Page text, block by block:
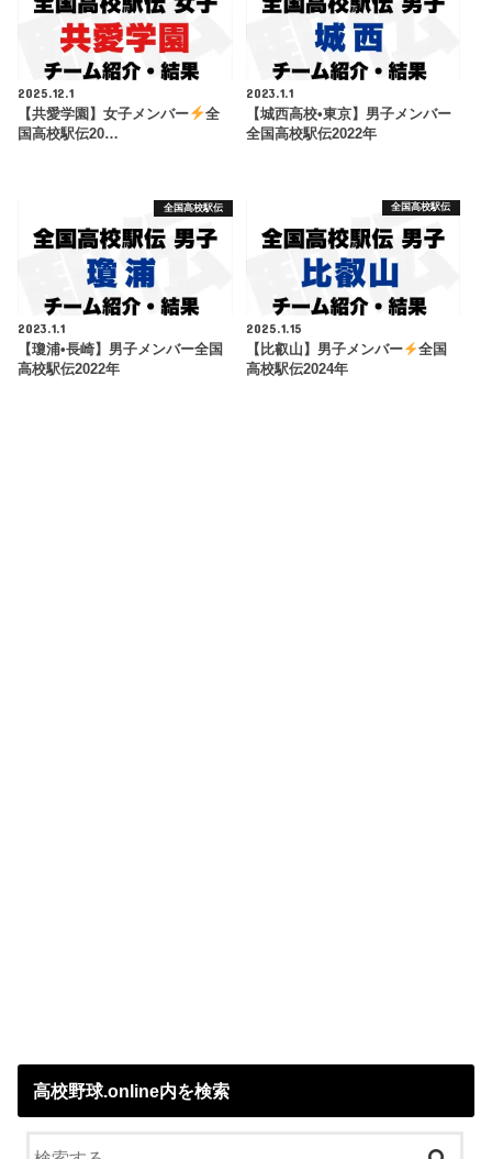
2025.12.1
【共愛学園】女子メンバー
全
国高校駅伝20…
2023.1.1
【城西高校•東京】男子メンバー
全国高校駅伝2022年
全国高校駅伝
2023.1.1
【瓊浦•長崎】男子メンバー全国
高校駅伝2022年
全国高校駅伝
2025.1.15
【比叡山】男子メンバー
全国
高校駅伝2024年
高校野球.online内を検索